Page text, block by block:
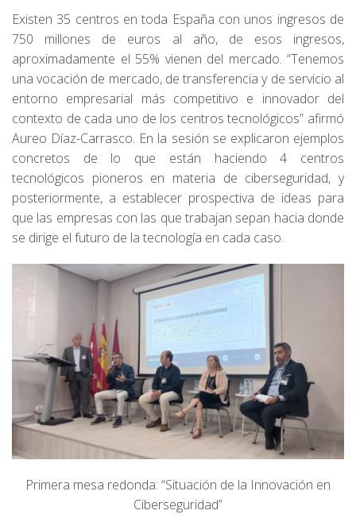
Existen 35 centros en toda España con unos ingresos de
750 millones de euros al año, de esos ingresos,
aproximadamente el 55% vienen del mercado. “Tenemos
una vocación de mercado, de transferencia y de servicio al
entorno empresarial más competitivo e innovador del
contexto de cada uno de los centros tecnológicos” afirmó
Aureo Díaz-Carrasco. En la sesión se explicaron ejemplos
concretos de lo que están haciendo 4 centros
tecnológicos pioneros en materia de ciberseguridad, y
posteriormente, a establecer prospectiva de ideas para
que las empresas con las que trabajan sepan hacia donde
se dirige el futuro de la tecnología en cada caso.
Primera mesa redonda: “Situación de la Innovación en
Ciberseguridad”